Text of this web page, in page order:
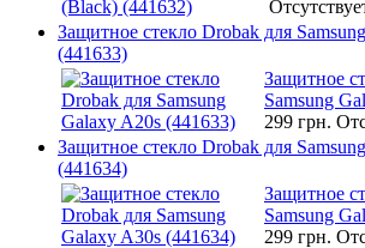
Защитное стекло Drobak для
(441633)
Защитное
Samsung
299 грн.
Защитное стекло Drobak для
(441634)
Защитное
Samsung
299 грн.